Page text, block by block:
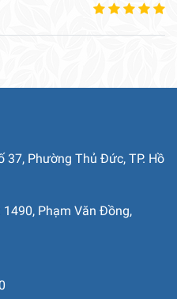
Phường Thủ Đức, TP. Hồ
Phạm Văn Đồng,